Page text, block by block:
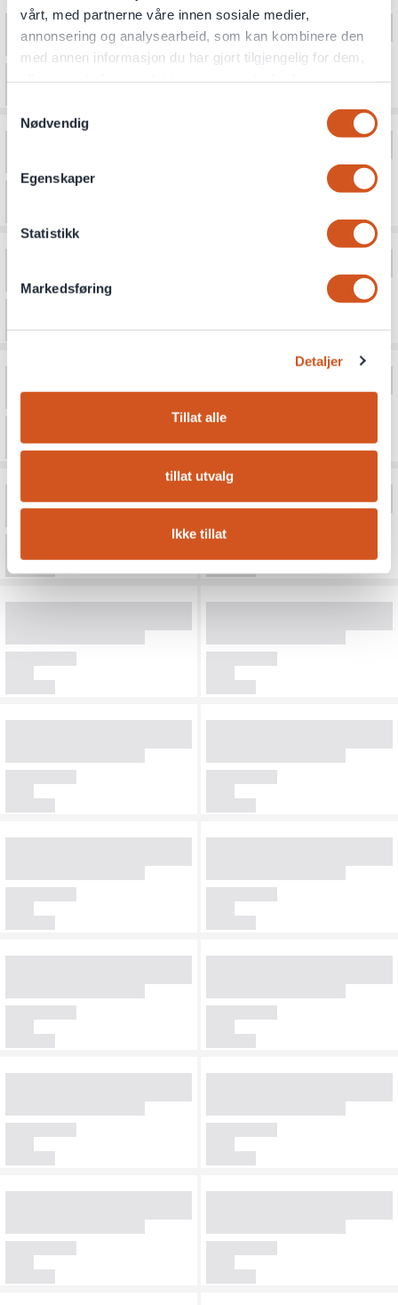
vårt, med partnerne våre innen sosiale medier,
annonsering og analysearbeid, som kan kombinere den
med annen informasjon du har gjort tilgjengelig for dem,
Nødvendig
Egenskaper
Statistikk
Markedsføring
Detaljer
Tillat alle
tillat utvalg
Ikke tillat